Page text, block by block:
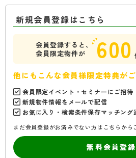
新規会員登録はこちら
会員登録すると、
会員限定物件が
600
他にもこんな会員様限定特典がご
会員限定イベント・セミナーにご招待
新規物件情報をメールで配信
お気に入り・検索条件保存マッチング
まだ会員登録がお済みでない方はこちらから
無料会員登録